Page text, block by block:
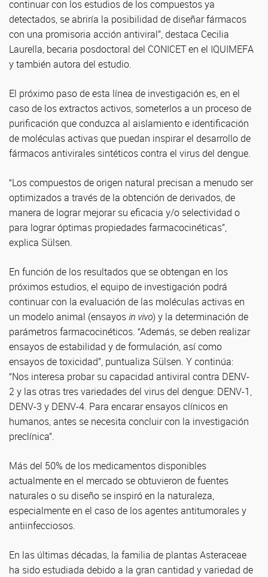
continuar con los estudios de los compuestos ya
detectados, se abriría la posibilidad de diseñar fármacos
con una promisoria acción antiviral”, destaca Cecilia
Laurella, becaria posdoctoral del CONICET en el IQUIMEFA
y también autora del estudio.
El próximo paso de esta línea de investigación es, en el
caso de los extractos activos, someterlos a un proceso de
purificación que conduzca al aislamiento e identificación
de moléculas activas que puedan inspirar el desarrollo de
fármacos antivirales sintéticos contra el virus del dengue.
“Los compuestos de origen natural precisan a menudo ser
optimizados a través de la obtención de derivados, de
manera de lograr mejorar su eficacia y/o selectividad o
para lograr óptimas propiedades farmacocinéticas”,
explica Sülsen.
En función de los resultados que se obtengan en los
próximos estudios, el equipo de investigación podrá
continuar con la evaluación de las moléculas activas en
un modelo animal (ensayosin vivo) y la determinación de
parámetros farmacocinéticos. “Además, se deben realizar
ensayos de estabilidad y de formulación, así como
ensayos de toxicidad”, puntualiza Sülsen. Y continúa:
“Nos interesa probar su capacidad antiviral contra DENV-
2 y las otras tres variedades del virus del dengue: DENV-1,
DENV-3 y DENV-4. Para encarar ensayos clínicos en
humanos, antes se necesita concluir con la investigación
preclínica”.
Más del 50% de los medicamentos disponibles
actualmente en el mercado se obtuvieron de fuentes
naturales o su diseño se inspiró en la naturaleza,
especialmente en el caso de los agentes antitumorales y
antiinfecciosos.
En las últimas décadas, la familia de plantas Asteraceae
ha sido estudiada debido a la gran cantidad y variedad de